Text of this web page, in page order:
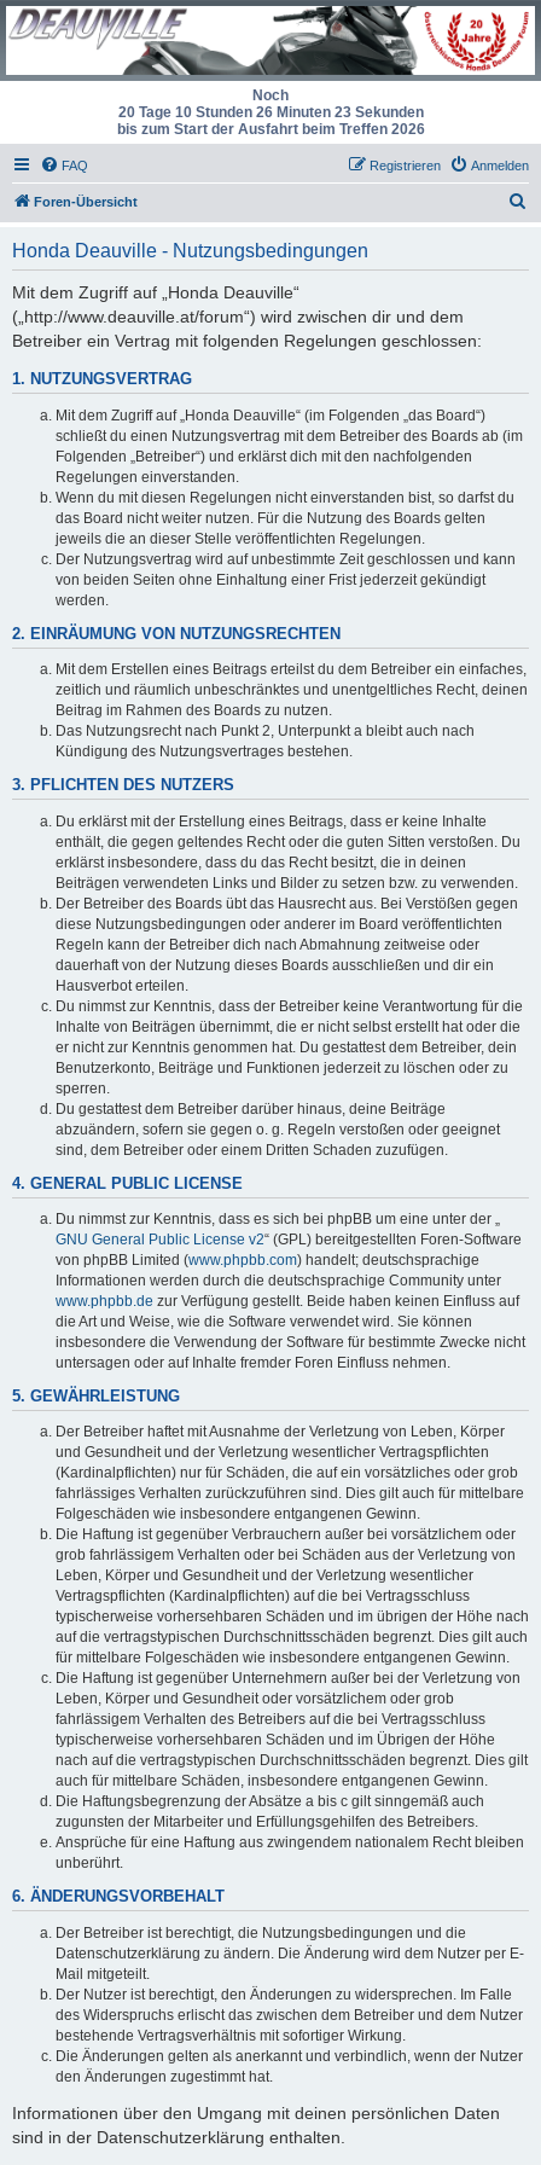
Noch
20 Tage 10 Stunden 26 Minuten 23 Sekunden
bis zum Start der Ausfahrt beim Treffen 2026
FAQ Anmelden
Registrieren
Foren-Übersicht
Honda Deauville - Nutzungsbedingungen
Mit dem Zugriff auf „Honda Deauville“
(„http://www.deauville.at/forum“) wird zwischen dir und dem
Betreiber ein Vertrag mit folgenden Regelungen geschlossen:
1. NUTZUNGSVERTRAG
Mit dem Zugriff auf „Honda Deauville“ (im Folgenden „das Board“)
schließt du einen Nutzungsvertrag mit dem Betreiber des Boards ab (im
Folgenden „Betreiber“) und erklärst dich mit den nachfolgenden
Regelungen einverstanden.
Wenn du mit diesen Regelungen nicht einverstanden bist, so darfst du
das Board nicht weiter nutzen. Für die Nutzung des Boards gelten
jeweils die an dieser Stelle veröffentlichten Regelungen.
Der Nutzungsvertrag wird auf unbestimmte Zeit geschlossen und kann
von beiden Seiten ohne Einhaltung einer Frist jederzeit gekündigt
werden.
2. EINRÄUMUNG VON NUTZUNGSRECHTEN
Mit dem Erstellen eines Beitrags erteilst du dem Betreiber ein einfaches,
zeitlich und räumlich unbeschränktes und unentgeltliches Recht, deinen
Beitrag im Rahmen des Boards zu nutzen.
Das Nutzungsrecht nach Punkt 2, Unterpunkt a bleibt auch nach
Kündigung des Nutzungsvertrages bestehen.
3. PFLICHTEN DES NUTZERS
Du erklärst mit der Erstellung eines Beitrags, dass er keine Inhalte
enthält, die gegen geltendes Recht oder die guten Sitten verstoßen. Du
erklärst insbesondere, dass du das Recht besitzt, die in deinen
Beiträgen verwendeten Links und Bilder zu setzen bzw. zu verwenden.
Der Betreiber des Boards übt das Hausrecht aus. Bei Verstößen gegen
diese Nutzungsbedingungen oder anderer im Board veröffentlichten
Regeln kann der Betreiber dich nach Abmahnung zeitweise oder
dauerhaft von der Nutzung dieses Boards ausschließen und dir ein
Hausverbot erteilen.
Du nimmst zur Kenntnis, dass der Betreiber keine Verantwortung für die
Inhalte von Beiträgen übernimmt, die er nicht selbst erstellt hat oder die
er nicht zur Kenntnis genommen hat. Du gestattest dem Betreiber, dein
Benutzerkonto, Beiträge und Funktionen jederzeit zu löschen oder zu
sperren.
Du gestattest dem Betreiber darüber hinaus, deine Beiträge
abzuändern, sofern sie gegen o. g. Regeln verstoßen oder geeignet
sind, dem Betreiber oder einem Dritten Schaden zuzufügen.
4. GENERAL PUBLIC LICENSE
Du nimmst zur Kenntnis, dass es sich bei phpBB um eine unter der „
GNU General Public License v2“ (GPL) bereitgestellten Foren-Software
von phpBB Limited (www.phpbb.com) handelt; deutschsprachige
Informationen werden durch die deutschsprachige Community unter
www.phpbb.de zur Verfügung gestellt. Beide haben keinen Einfluss auf
die Art und Weise, wie die Software verwendet wird. Sie können
insbesondere die Verwendung der Software für bestimmte Zwecke nicht
untersagen oder auf Inhalte fremder Foren Einfluss nehmen.
5. GEWÄHRLEISTUNG
Der Betreiber haftet mit Ausnahme der Verletzung von Leben, Körper
und Gesundheit und der Verletzung wesentlicher Vertragspflichten
(Kardinalpflichten) nur für Schäden, die auf ein vorsätzliches oder grob
fahrlässiges Verhalten zurückzuführen sind. Dies gilt auch für mittelbare
Folgeschäden wie insbesondere entgangenen Gewinn.
Die Haftung ist gegenüber Verbrauchern außer bei vorsätzlichem oder
grob fahrlässigem Verhalten oder bei Schäden aus der Verletzung von
Leben, Körper und Gesundheit und der Verletzung wesentlicher
Vertragspflichten (Kardinalpflichten) auf die bei Vertragsschluss
typischerweise vorhersehbaren Schäden und im übrigen der Höhe nach
auf die vertragstypischen Durchschnittsschäden begrenzt. Dies gilt auch
für mittelbare Folgeschäden wie insbesondere entgangenen Gewinn.
Die Haftung ist gegenüber Unternehmern außer bei der Verletzung von
Leben, Körper und Gesundheit oder vorsätzlichem oder grob
fahrlässigem Verhalten des Betreibers auf die bei Vertragsschluss
typischerweise vorhersehbaren Schäden und im Übrigen der Höhe
nach auf die vertragstypischen Durchschnittsschäden begrenzt. Dies gilt
auch für mittelbare Schäden, insbesondere entgangenen Gewinn.
Die Haftungsbegrenzung der Absätze a bis c gilt sinngemäß auch
zugunsten der Mitarbeiter und Erfüllungsgehilfen des Betreibers.
Ansprüche für eine Haftung aus zwingendem nationalem Recht bleiben
unberührt.
6. ÄNDERUNGSVORBEHALT
Der Betreiber ist berechtigt, die Nutzungsbedingungen und die
Datenschutzerklärung zu ändern. Die Änderung wird dem Nutzer per E-
Mail mitgeteilt.
Der Nutzer ist berechtigt, den Änderungen zu widersprechen. Im Falle
des Widerspruchs erlischt das zwischen dem Betreiber und dem Nutzer
bestehende Vertragsverhältnis mit sofortiger Wirkung.
Die Änderungen gelten als anerkannt und verbindlich, wenn der Nutzer
den Änderungen zugestimmt hat.
Informationen über den Umgang mit deinen persönlichen Daten
sind in der Datenschutzerklärung enthalten.